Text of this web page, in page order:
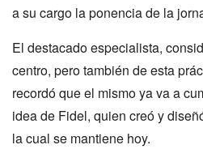
a su cargo la ponencia de la
El destacado especialista,
centro, pero también de esta
recordó que el mismo ya va a
idea de Fidel, quien creó y
la cual se mantiene hoy.